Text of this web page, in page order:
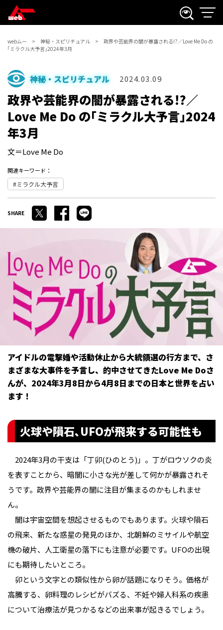
webムー 神秘・スピリチュアル
政界や芸能界の闇が暴露される!?／Love Me Do の
｢ミラクル大予言｣2024年3月
神秘・スピリチュアル 2024.03.09
政界や芸能界の闇が暴露される!?／
Love Me Do の｢ミラクル大予言｣2024
年3月
文＝Love Me Do
関連キーワード：
ミラクル大予言
アイドルの電撃婚や活動休止から大統領選の行方まで、さ
まざまな大事件を予言し、的中させてきたLove Me Doさ
んが、2024年3月8日から4月8日までの日本と世界を占い
ます！
火球や隕石､UFOが飛来する可能性も
2024年3月の干支は「丁卯(ひのとう)」。丁がロウソクの炎
を表すことから、暗闇に小さな光が差して何かが暴露されそ
うです。政界や芸能界の闇に注目が集まるのかもしれませ
ん。
闇は宇宙空間を想起させるものでもあります。火球や隕石
の飛来、新たな惑星の発見のほか、北朝鮮のミサイルや航空
機の破片、人工衛星の落下にも注意が必要です。UFOの出現
にも期待したいところ。
卯という文字との類似性から卵が話題になりそう。価格が
高騰する、卵料理のレシピがバズる、不妊や婦人科系の疾患
について治療法が見つかるなどの出来事が起きるでしょう。